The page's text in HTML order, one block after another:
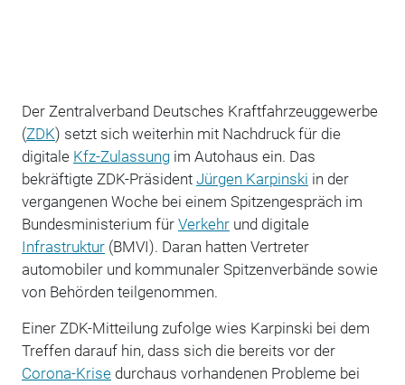
Der Zentralverband Deutsches Kraftfahrzeuggewerbe
(ZDK) setzt sich weiterhin mit Nachdruck für die
digitale Kfz-Zulassungim Autohaus ein. Das
bekräftigte ZDK-Präsident Jürgen Karpinski in der
vergangenen Woche bei einem Spitzengespräch im
Bundesministerium für Verkehrund digitale
Infrastruktur(BMVI). Daran hatten Vertreter
automobiler und kommunaler Spitzenverbände sowie
von Behörden teilgenommen.
Einer ZDK-Mitteilung zufolge wies Karpinski bei dem
Treffen darauf hin, dass sich die bereits vor der
Corona-Krisedurchaus vorhandenen Probleme bei